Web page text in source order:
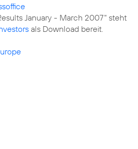
January - March 2007" steht
als Download bereit.